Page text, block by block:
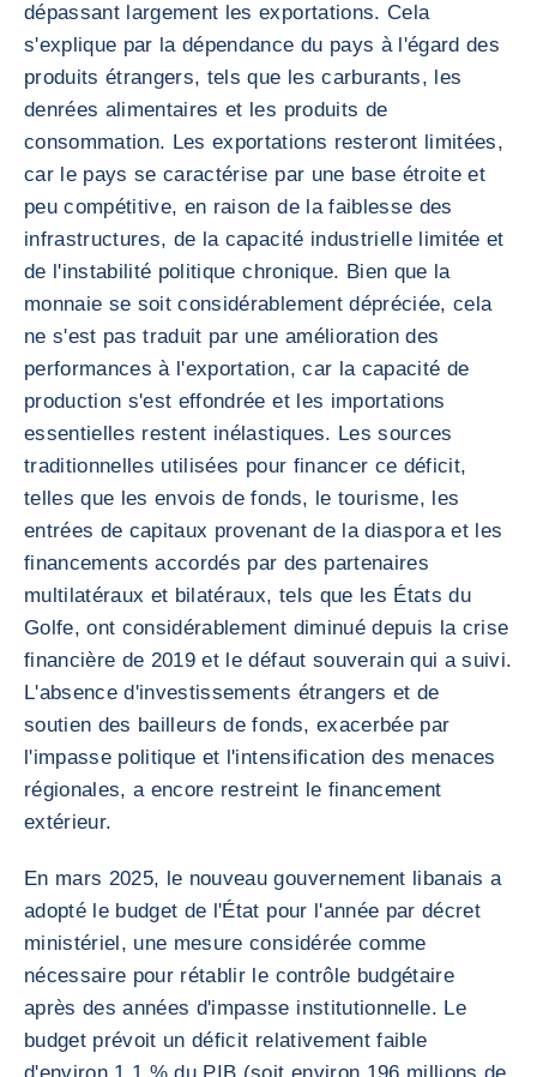
dépassant largement les exportations. Cela
s'explique par la dépendance du pays à l'égard des
produits étrangers, tels que les carburants, les
denrées alimentaires et les produits de
consommation. Les exportations resteront limitées,
car le pays se caractérise par une base étroite et
peu compétitive, en raison de la faiblesse des
infrastructures, de la capacité industrielle limitée et
de l'instabilité politique chronique. Bien que la
monnaie se soit considérablement dépréciée, cela
ne s'est pas traduit par une amélioration des
performances à l'exportation, car la capacité de
production s'est effondrée et les importations
essentielles restent inélastiques. Les sources
traditionnelles utilisées pour financer ce déficit,
telles que les envois de fonds, le tourisme, les
entrées de capitaux provenant de la diaspora et les
financements accordés par des partenaires
multilatéraux et bilatéraux, tels que les États du
Golfe, ont considérablement diminué depuis la crise
financière de 2019 et le défaut souverain qui a suivi.
L'absence d'investissements étrangers et de
soutien des bailleurs de fonds, exacerbée par
l'impasse politique et l'intensification des menaces
régionales, a encore restreint le financement
extérieur.
En mars 2025, le nouveau gouvernement libanais a
adopté le budget de l'État pour l'année par décret
ministériel, une mesure considérée comme
nécessaire pour rétablir le contrôle budgétaire
après des années d'impasse institutionnelle. Le
budget prévoit un déficit relativement faible